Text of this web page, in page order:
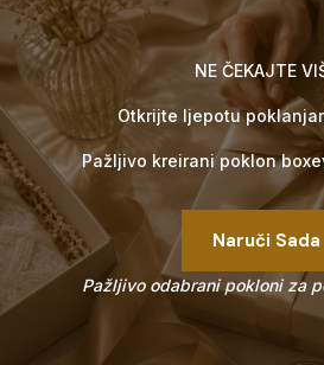
NE ČEKAJTE
Otkrijte ljepotu
Pažljivo kreirani poklon
Naruči Sada
Pažljivo odabrani pokloni za